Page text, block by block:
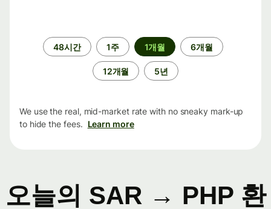
48시간 1주 1개월 6개월
12개월 5년
We use the real, mid-market rate with no sneaky mark-up
to hide the fees. Learn more
오늘의 SAR → PHP 환